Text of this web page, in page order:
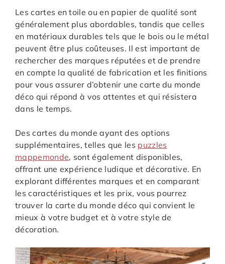
Les cartes en toile ou en papier de qualité sont
généralement plus abordables, tandis que celles
en matériaux durables tels que le bois ou le métal
peuvent être plus coûteuses. Il est important de
rechercher des marques réputées et de prendre
en compte la qualité de fabrication et les finitions
pour vous assurer d’obtenir une carte du monde
déco qui répond à vos attentes et qui résistera
dans le temps.
Des cartes du monde ayant des options
supplémentaires, telles que les puzzles
mappemonde, sont également disponibles,
offrant une expérience ludique et décorative. En
explorant différentes marques et en comparant
les caractéristiques et les prix, vous pourrez
trouver la carte du monde déco qui convient le
mieux à votre budget et à votre style de
décoration.